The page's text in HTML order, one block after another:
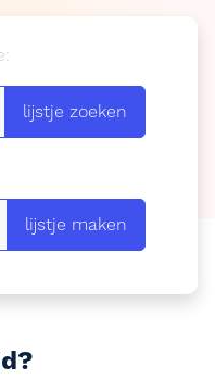
lijstje zoeken
lijstje maken